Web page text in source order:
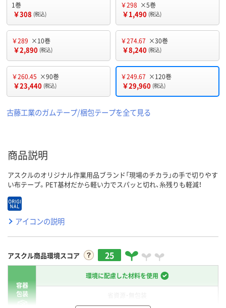
1巻
￥308 (税込)
￥298 ×5巻
￥1,490 (税込)
￥289 ×10巻
￥2,890 (税込)
￥274.67 ×30巻
￥8,240 (税込)
￥260.45 ×90巻
￥23,440 (税込)
￥249.67 ×120巻
￥29,960 (税込)
古藤工業のガムテープ/梱包テープを全て見る
商品説明
アスクルのオリジナル作業用品ブランド「現場のチカラ」の手で切りやす
い布テープ。PET基材だから軽い力でスパッと切れ、糸残りも軽減！
アイコンの説明
アスクル商品環境スコア 25
容器
包装
環境に配慮した材料を使用